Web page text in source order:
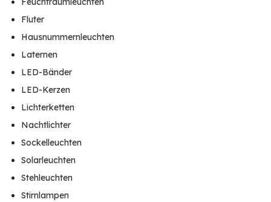
Fluter
Hausnummernleuchten
Laternen
LED-Bänder
LED-Kerzen
Lichterketten
Nachtlichter
Sockelleuchten
Solarleuchten
Stehleuchten
Stirnlampen